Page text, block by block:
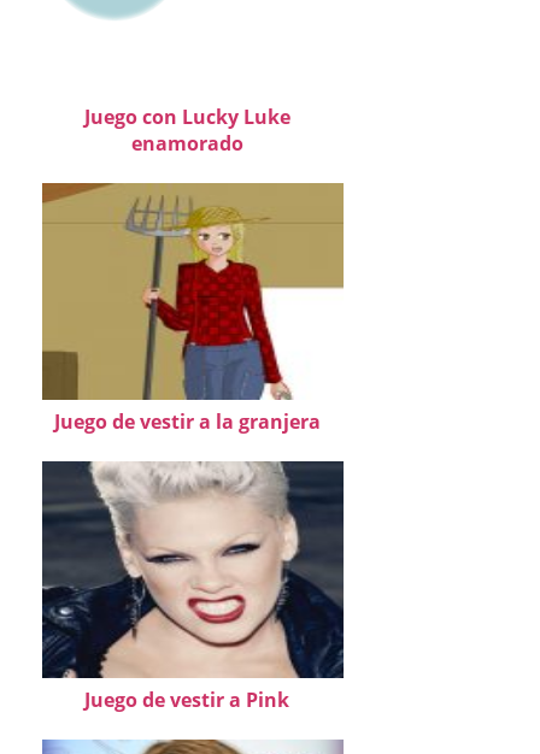
Juego con Lucky Luke
enamorado
Juego de vestir a la granjera
Juego de vestir a Pink